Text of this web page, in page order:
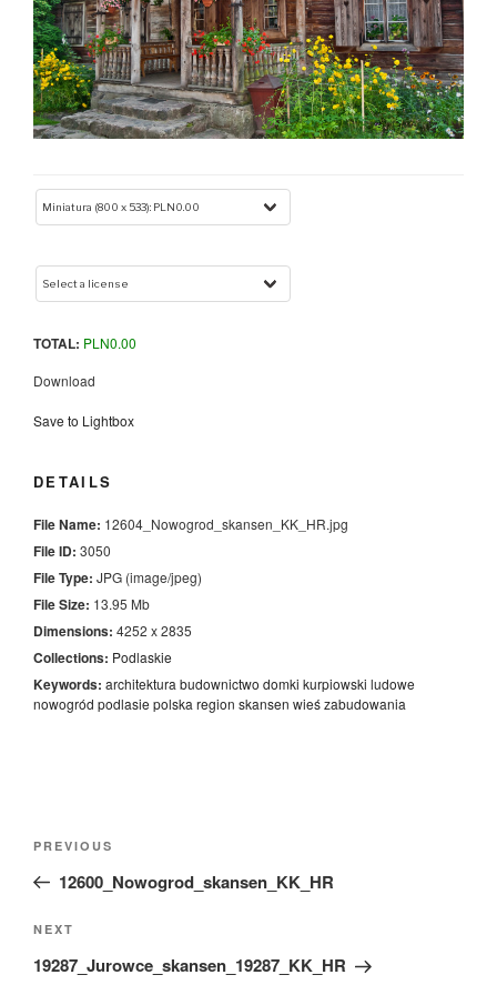
TOTAL: PLN0.00
Download
Save to Lightbox
DETAILS
File Name: 12604_Nowogrod_skansen_KK_HR.jpg
File ID: 3050
File Type: JPG (image/jpeg)
File Size: 13.95 Mb
Dimensions: 4252 x 2835
Collections: Podlaskie
Keywords: architektura budownictwo domki kurpiowski ludowe
nowogród podlasie polska region skansen wieśzabudowania
Previous
Post
PREVIOUS
12600_Nowogrod_skansen_KK_HR
Next
Post
NEXT
19287_Jurowce_skansen_19287_KK_HR